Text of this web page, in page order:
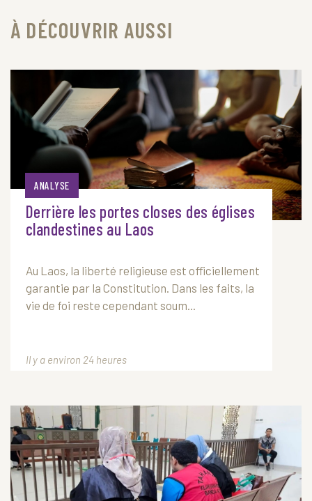
À DÉCOUVRIR AUSSI
ANALYSE
Derrière les portes closes des églises
clandestines au Laos
Au Laos, la liberté religieuse est officiellement
garantie par la Constitution. Dans les faits, la
vie de foi reste cependant soum...
Il y a environ 24 heures